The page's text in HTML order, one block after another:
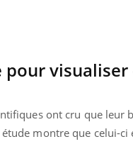
pour
ont cru que
montre que celui-